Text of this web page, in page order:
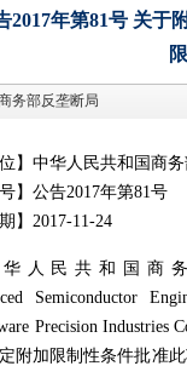
2017年第81号 关于
务部反垄断局
位】中华人民共和国商
】公告2017年第81号
】 2017-11-24
民共和国商务
Semiconductor
Precision Industries
附加限制性条件批准